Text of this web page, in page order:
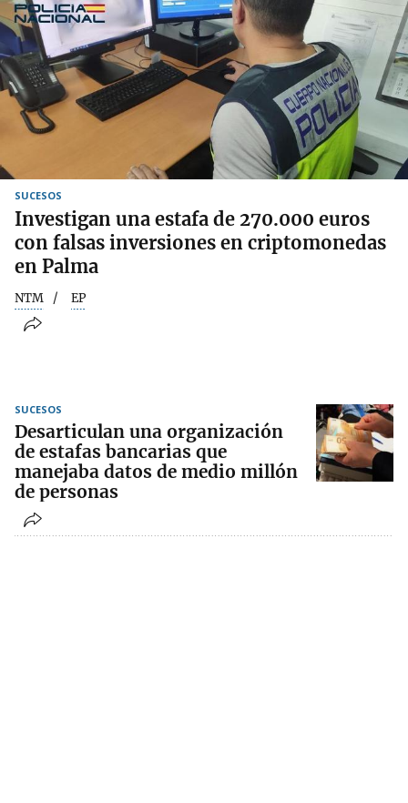
SUCESOS
Investigan una estafa de 270.000 euros
con falsas inversiones en criptomonedas
en Palma
NTM EP
SUCESOS
Desarticulan una organización
de estafas bancarias que
manejaba datos de medio millón
de personas